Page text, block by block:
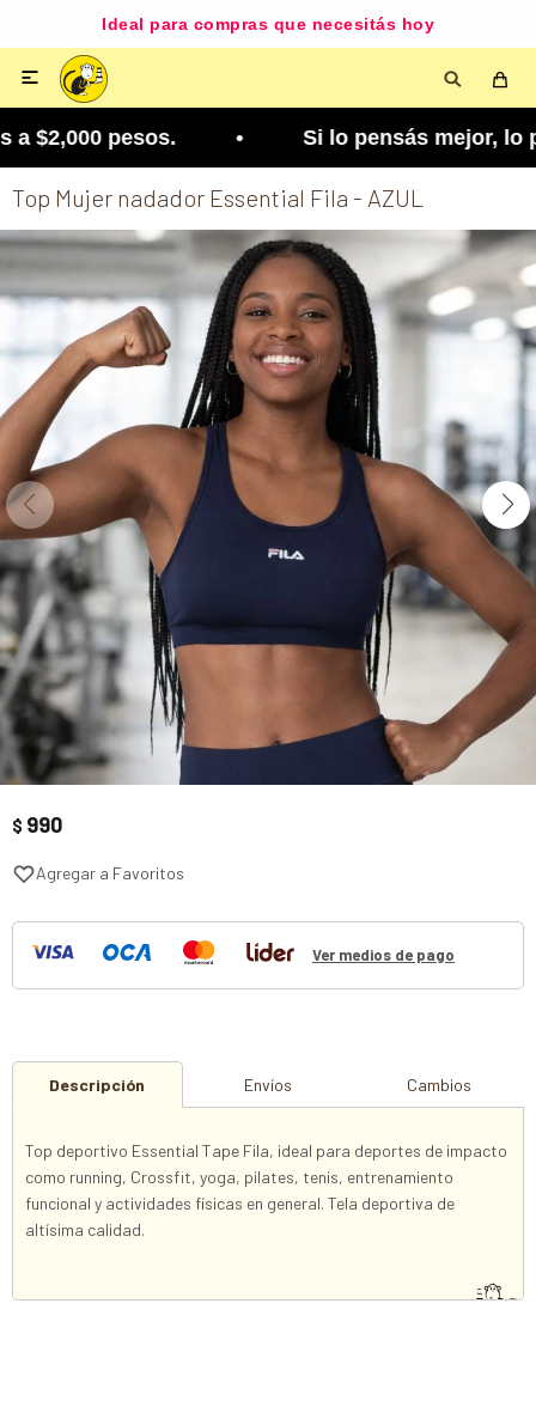
Ideal para compras que necesitás hoy

a $2,000 pesos. • Si lo pensás mejor, lo
Top Mujer nadador Essential Fila - AZUL
$ 990
Ver medios de pago
Descripción Envíos Cambios
Top deportivo Essential Tape Fila, ideal para deportes de impacto
como running, Crossfit, yoga, pilates, tenis, entrenamiento
funcional y actividades físicas en general. Tela deportiva de
altísima calidad.